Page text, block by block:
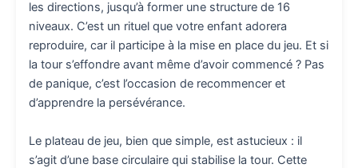
les directions, jusqu’à former une structure de 16
niveaux. C’est un rituel que votre enfant adorera
reproduire, car il participe à la mise en place du jeu. Et si
la tour s’effondre avant même d’avoir commencé ? Pas
de panique, c’est l’occasion de recommencer et
d’apprendre la persévérance.
Le plateau de jeu, bien que simple, est astucieux : il
s’agit d’une base circulaire qui stabilise la tour. Cette